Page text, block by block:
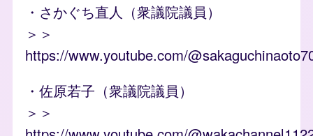
・さかぐち直人（衆議院議員）
＞＞
https://www.youtube.com/
・佐原若子（衆議院議員）
＞＞